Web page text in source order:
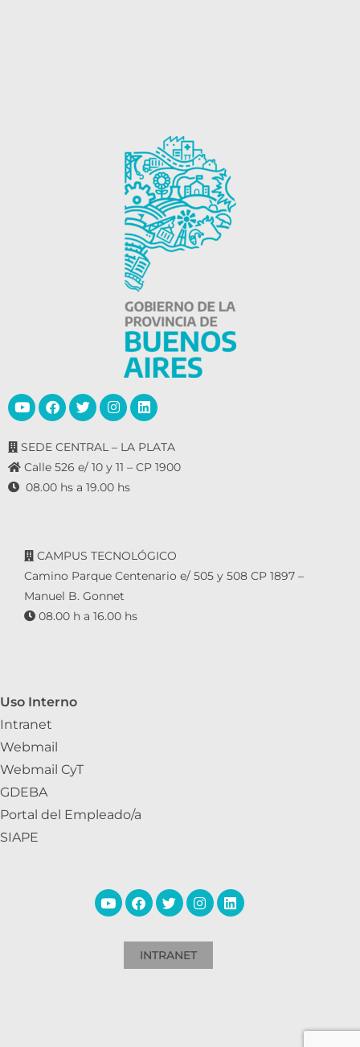
SEDE CENTRAL – LA PLATA
Calle 526 e/ 10 y 11 – CP 1900
08.00 hs a 19.00 hs
CAMPUS TECNOLÓGICO
Camino Parque Centenario e/ 505 y 508 CP 1897 –
Manuel B. Gonnet
08.00 h a 16.00 hs
Uso Interno
Intranet
Webmail
Webmail CyT
GDEBA
Portal del Empleado/a
SIAPE
INTRANET